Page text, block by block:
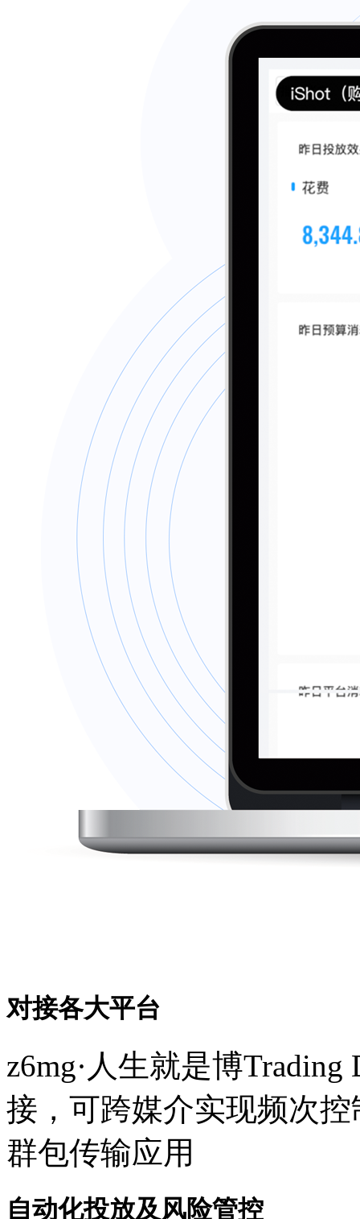
对接各大平台
z6mg·人生就是博
接，可跨媒介实现频次控
群包传输应用
自动化投放及风险管控